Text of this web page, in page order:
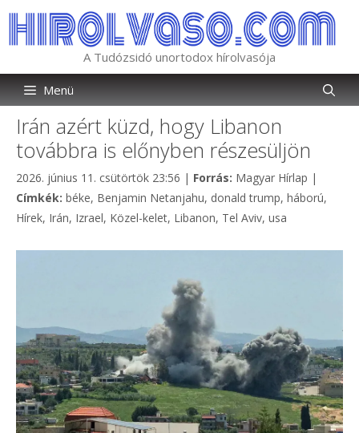
tartalomba
A Tudózsidó unortodox hírolvasója
Menü
Irán azért küzd, hogy Libanon
továbbra is előnyben részesüljön
2026. június 11. csütörtök 23:56 | Forrás: Kategória
Magyar Hírlap |
Címkék: Címkék
béke, Benjamin Netanjahu, donald trump, háború,
Hírek, Irán, Izrael, Közel-kelet, Libanon, Tel Aviv, usa